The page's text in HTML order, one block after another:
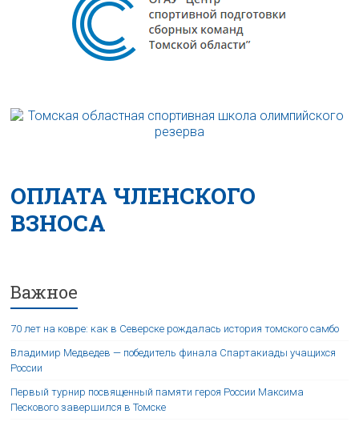
ОПЛАТА ЧЛЕНСКОГО
ВЗНОСА
Важное
70 лет на ковре: как в Северске рождалась история томского самбо
Владимир Медведев — победитель финала Спартакиады учащихся
России
Первый турнир посвященный памяти героя России Максима
Пескового завершился в Томске